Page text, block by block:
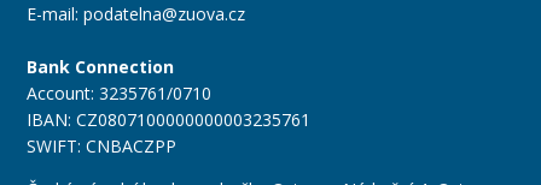
E-mail:podatelna@zuova.cz
Bank Connection
Account: 3235761/0710
IBAN: CZ0807100000000003235761
SWIFT: CNBACZPP